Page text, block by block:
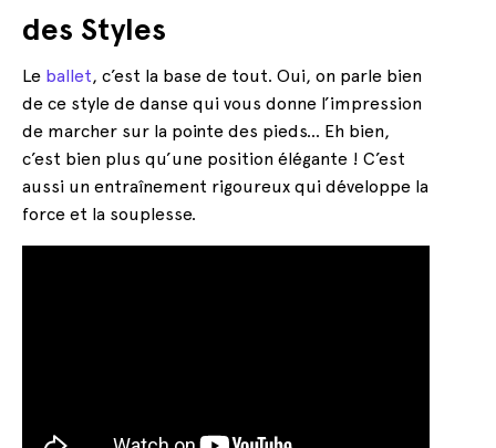
des Styles
Le ballet, c’est la base de tout. Oui, on parle bien
de ce style de danse qui vous donne l’impression
de marcher sur la pointe des pieds… Eh bien,
c’est bien plus qu’une position élégante ! C’est
aussi un entraînement rigoureux qui développe la
force et la souplesse.